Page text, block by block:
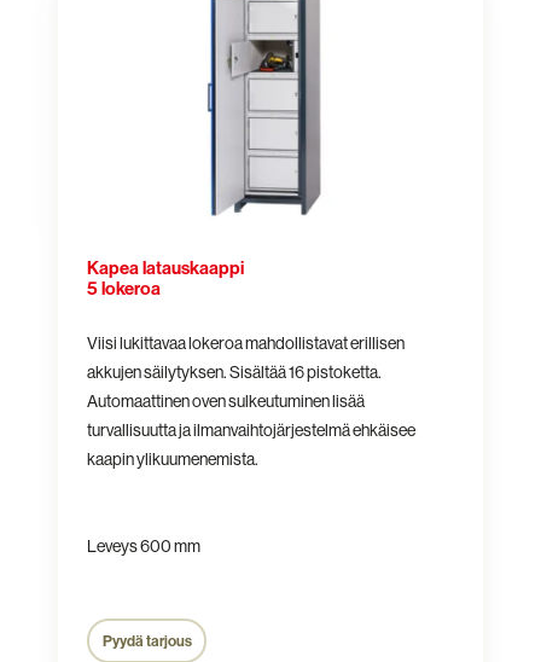
Kapea latauskaappi
5 lokeroa
Viisi lukittavaa lokeroa mahdollistavat erillisen
akkujen säilytyksen. Sisältää16 pistoketta.
Automaattinen oven sulkeutuminen lisää
turvallisuutta ja ilmanvaihtojärjestelmä ehkäisee
kaapin ylikuumenemista.
Leveys 600 mm
Pyydä tarjous